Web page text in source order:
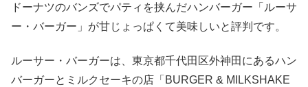
ドーナツのバンズでパティを挟んだハンバーガー「ルーサ
ー・バーガー」が甘じょっぱくて美味しいと評判です。
ルーサー・バーガーは、東京都千代田区外神田にあるハン
バーガーとミルクセーキの店「BURGER & MILKSHAKE